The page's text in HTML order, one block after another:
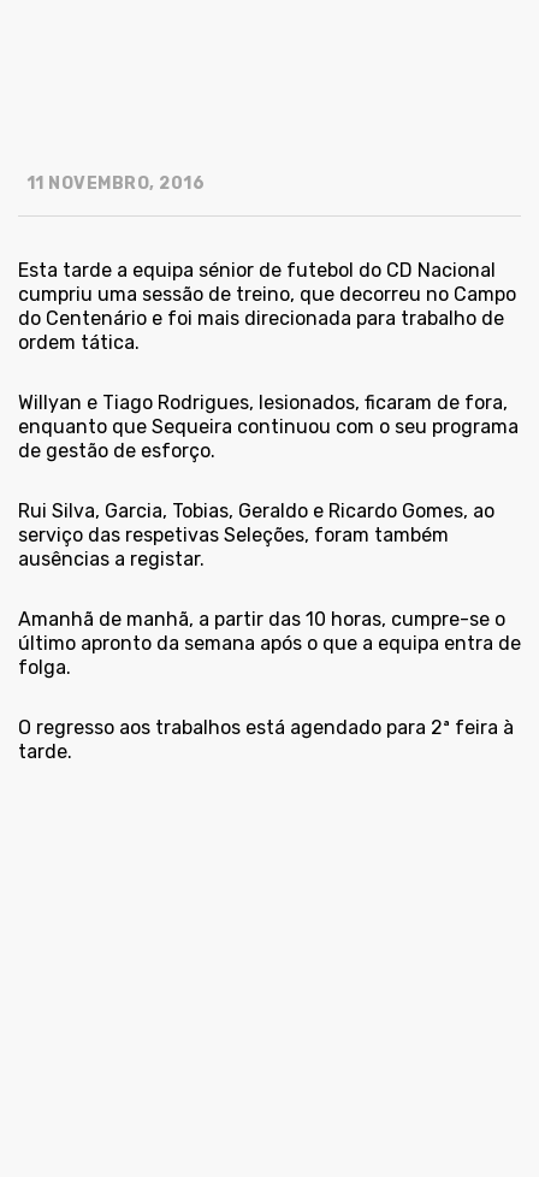
11 NOVEMBRO, 2016
Esta tarde a equipa sénior de futebol do CD Nacional
cumpriu uma sessão de treino, que decorreu no Campo
do Centenário e foi mais direcionada para trabalho de
ordem tática.
Willyan e Tiago Rodrigues, lesionados, ficaram de fora,
enquanto que Sequeira continuou com o seu programa
de gestão de esforço.
Rui Silva, Garcia, Tobias, Geraldo e Ricardo Gomes, ao
serviço das respetivas Seleções, foram também
ausências a registar.
Amanhã de manhã, a partir das 10 horas, cumpre-se o
último apronto da semana após o que a equipa entra de
folga.
O regresso aos trabalhos está agendado para 2ª feira à
tarde.